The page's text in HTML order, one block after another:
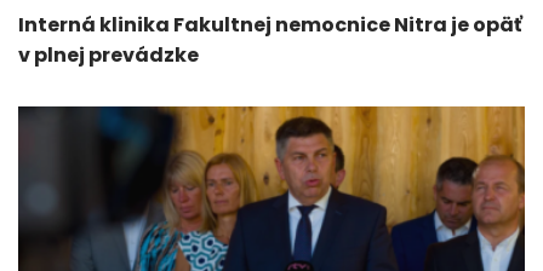
Interná klinika Fakultnej nemocnice Nitra je opäť
v plnej prevádzke